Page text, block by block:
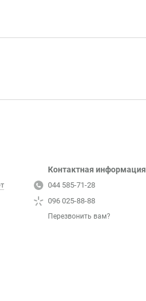
Контактная информация
044 585-71-28
096 025-88-88
Перезвонить вам?